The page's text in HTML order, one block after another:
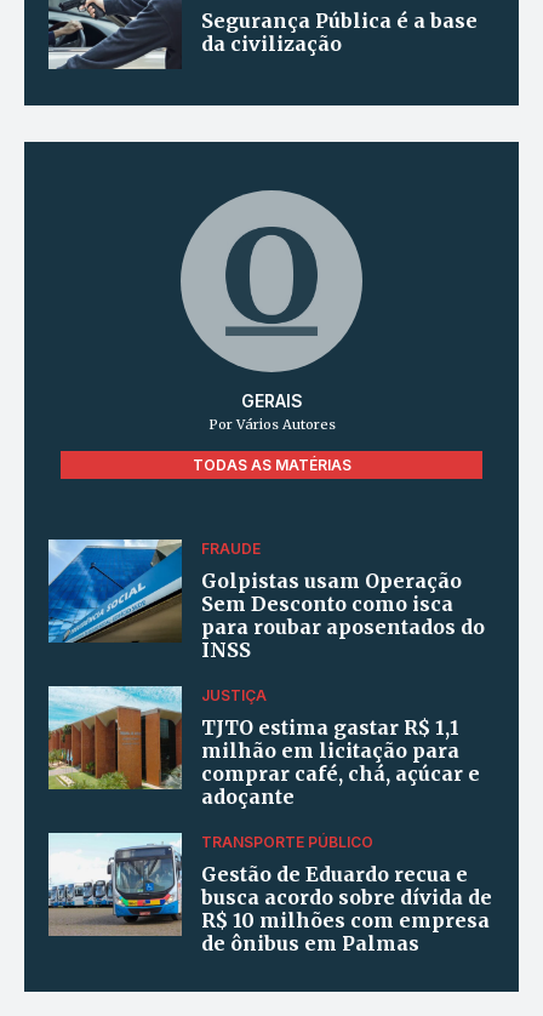
Segurança Pública é a base
da civilização
GERAIS
Por Vários Autores
TODAS AS MATÉRIAS
FRAUDE
Golpistas usam Operação
Sem Desconto como isca
para roubar aposentados do
INSS
JUSTIÇA
TJTO estima gastar R$ 1,1
milhão em licitação para
comprar café, chá, açúcar e
adoçante
TRANSPORTE PÚBLICO
Gestão de Eduardo recua e
busca acordo sobre dívida de
R$ 10 milhões com empresa
de ônibus em Palmas